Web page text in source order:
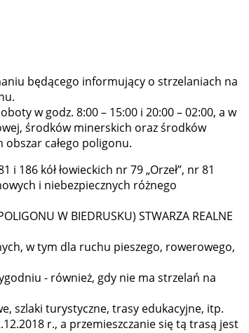
będącego informujący o strzelaniach na
w godz. 8:00 – 15:00 i 20:00 – 02:00, a w
środków minerskich oraz środków
całego poligonu.
kół łowieckich nr 79 „Orzeł”, nr 81
i niebezpiecznych różnego
W BIEDRUSKU) STWARZA REALNE
w tym dla ruchu pieszego, rowerowego,
- również, gdy nie ma strzelań na
szlaki turystyczne, trasy edukacyjne, itp.
r., a przemieszczanie się tą trasą jest